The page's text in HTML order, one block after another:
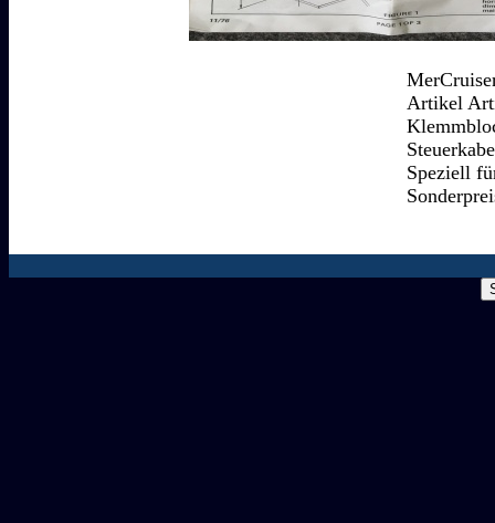
Artikel
Speziell